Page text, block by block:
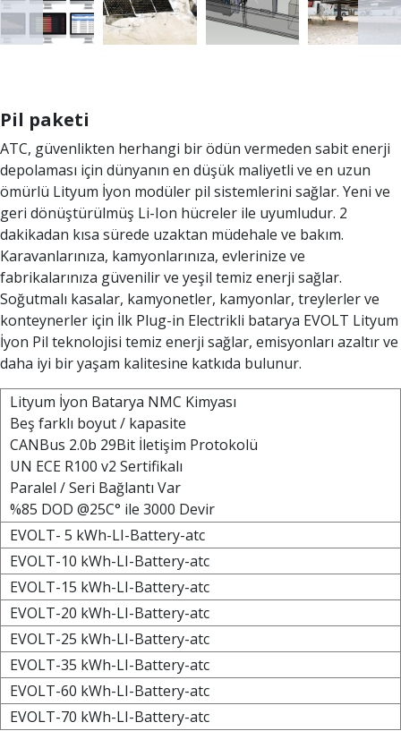
Pil paketi
ATC, güvenlikten herhangi bir ödün vermeden sabit enerji
depolaması için dünyanın en düşük maliyetli ve en uzun
ömürlü Lityum İyon modüler pil sistemlerini sağlar. Yeni ve
geri dönüştürülmüş Li-Ion hücreler ile uyumludur. 2
dakikadan kısa sürede uzaktan müdehale ve bakım.
Karavanlarınıza, kamyonlarınıza, evlerinize ve
fabrikalarınıza güvenilir ve yeşil temiz enerji sağlar.
Soğutmalı kasalar, kamyonetler, kamyonlar, treylerler ve
konteynerler için İlk Plug-in Electrikli batarya EVOLT Lityum
İyon Pil teknolojisi temiz enerji sağlar, emisyonları azaltır ve
daha iyi bir yaşam kalitesine katkıda bulunur.
Lityum İyon Batarya NMC Kimyası
Beş farklı boyut / kapasite
CANBus 2.0b 29Bit İletişim Protokolü
UN ECE R100 v2 Sertifikalı
Paralel / Seri Bağlantı Var
%85 DOD @25C° ile 3000 Devir
EVOLT- 5 kWh-LI-Battery-atc
EVOLT-10 kWh-LI-Battery-atc
EVOLT-15 kWh-LI-Battery-atc
EVOLT-20 kWh-LI-Battery-atc
EVOLT-25 kWh-LI-Battery-atc
EVOLT-35 kWh-LI-Battery-atc
EVOLT-60 kWh-LI-Battery-atc
EVOLT-70 kWh-LI-Battery-atc